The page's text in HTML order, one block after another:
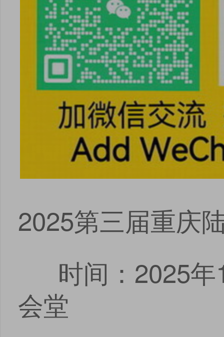
2025第三届重庆
时间：2025
会堂